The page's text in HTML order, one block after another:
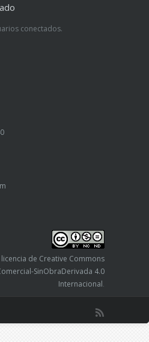
conectados.
licencia de Creative Commons
SinObraDerivada 4.0
Internacional